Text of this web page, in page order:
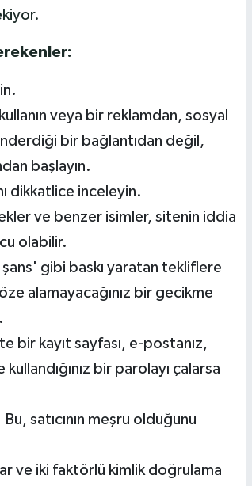
veya bir reklamdan, sosyal
bir bağlantıdan değil,
başlayın.
dikkatlice inceleyin.
ve benzer isimler, sitenin iddia
olabilir.
gibi baskı yaratan tekliflere
alamayacağınız bir gecikme
bir kayıt sayfası, e-postanız,
bir parolayı çalarsa
satıcının meşru olduğunu
ve iki faktörlü kimlik doğrulama